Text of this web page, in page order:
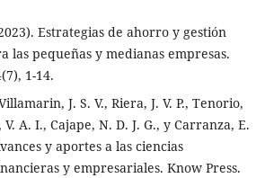
Estrategias de ahorro y gestión
las pequeñas y medianas empresas.
1-14.
J. S. V., Riera, J. V. P., Tenorio,
A. I., Cajape, N. D. J. G., y Carranza, E.
y aportes a las ciencias
y empresariales. Know Press.